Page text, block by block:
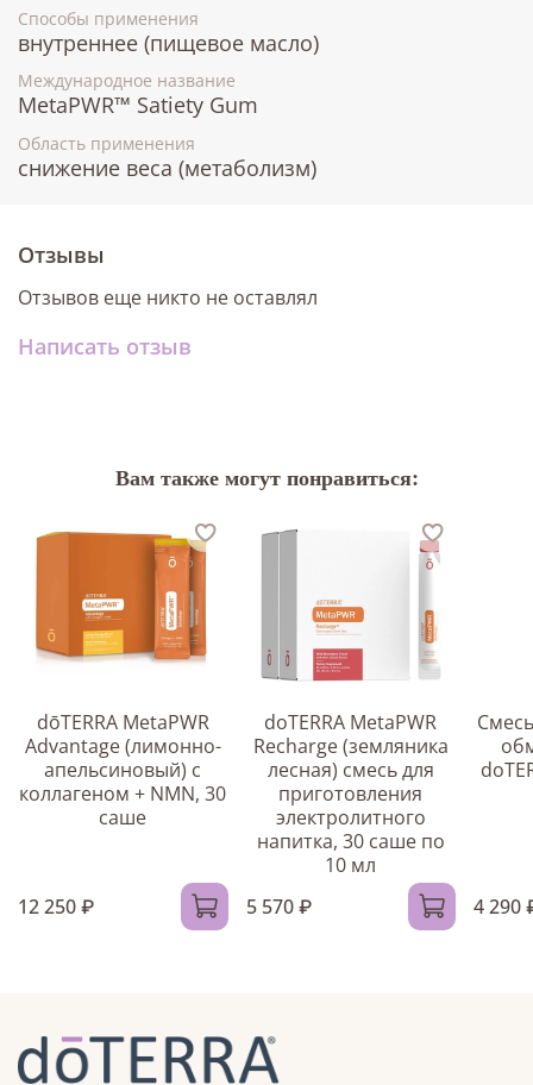
Способы применения
внутреннее (пищевое масло)
Международное название
MetaPWR™ Satiety Gum
Область применения
снижение веса (метаболизм)
Отзывы
Отзывов еще никто не оставлял
Написать отзыв
Вам также могут понравиться:
dōTERRA MetaPWR
Advantage (лимонно-
апельсиновый) с
коллагеном + NMN, 30
саше
12 250 ₽
doTERRA MetaPWR
Recharge (земляника
лесная) смесь для
приготовления
электролитного
напитка, 30 саше по
10 мл
5 570 ₽
4 290